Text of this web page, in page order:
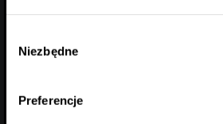
zgody
Niezbędne
Preferencje